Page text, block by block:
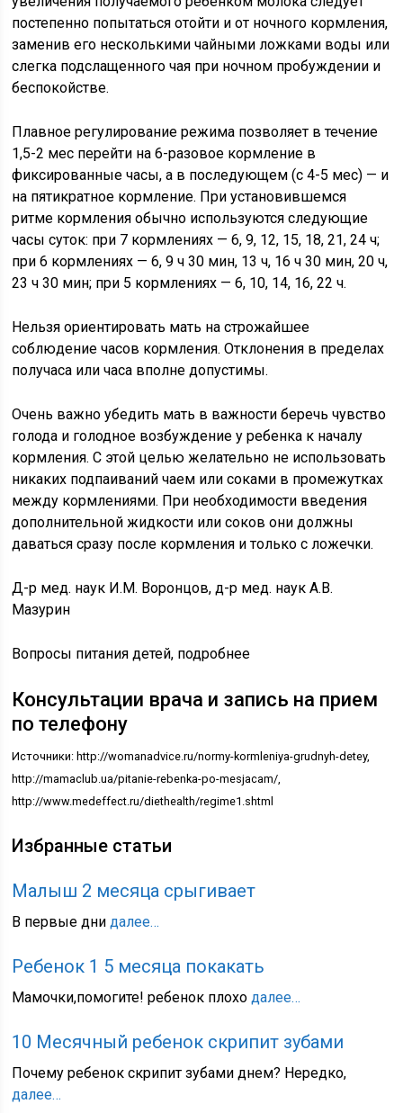
постепенно попытаться отойти и от ночного кормления,
заменив его несколькими чайными ложками воды или
слегка подслащенного чая при ночном пробуждении и
беспокойстве.
Плавное регулирование режима позволяет в течение
1,5-2 мес перейти на 6-разовое кормление в
фиксированные часы, а в последующем (с 4-5 мес) — и
на пятикратное кормление. При установившемся
ритме кормления обычно используются следующие
часы суток: при 7 кормлениях — 6, 9, 12, 15, 18, 21, 24 ч;
при 6 кормлениях — 6, 9 ч 30 мин, 13 ч, 16 ч 30 мин, 20 ч,
23 ч 30 мин; при 5 кормлениях — 6, 10, 14, 16, 22 ч.
Нельзя ориентировать мать на строжайшее
соблюдение часов кормления. Отклонения в пределах
получаса или часа вполне допустимы.
Очень важно убедить мать в важности беречь чувство
голода и голодное возбуждение у ребенка к началу
кормления. С этой целью желательно не использовать
никаких подпаиваний чаем или соками в промежутках
между кормлениями. При необходимости введения
дополнительной жидкости или соков они должны
даваться сразу после кормления и только с ложечки.
Д-р мед. наук И.М. Воронцов, д-р мед. наук А.В.
Мазурин
Вопросы питания детей, подробнее
Консультации врача и запись на прием
по телефону
Источники: http://womanadvice.ru/normy-kormleniya-grudnyh-detey,
http://mamaclub.ua/pitanie-rebenka-po-mesjacam/,
http://www.medeffect.ru/diethealth/regime1.shtml
Избранные статьи
Малыш 2 месяца срыгивает
В первые днидалее…
Ребенок 1 5 месяца покакать
Мамочки,помогите! ребенок плоходалее…
10 Месячный ребенок скрипит зубами
Почему ребенок скрипит зубами днем? Нередко,
далее…